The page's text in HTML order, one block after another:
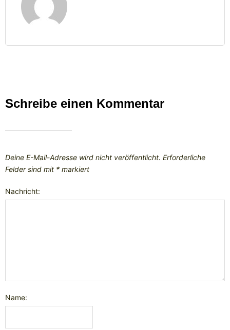
Schreibe einen Kommentar
Deine E-Mail-Adresse wird nicht veröffentlicht. Erforderliche
Felder sind mit * markiert
Nachricht:
Name: